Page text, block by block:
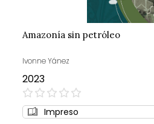
Amazonía sin petróleo
Ivonne Yánez
2023
0%
Impreso